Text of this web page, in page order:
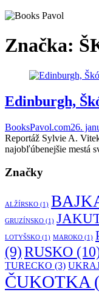
Značka:
Edinburgh,
BooksPavol.com26.
Reportáž Sylvie A.
najobľúbenejšie mestá
Značky
ALŽÍRSKO (1)
GRUZÍNSKO (1)
LOTYŠSKO (1) MAROKO (1)
(9)RUSKO
TURECKO (3)
ČUKOTKA